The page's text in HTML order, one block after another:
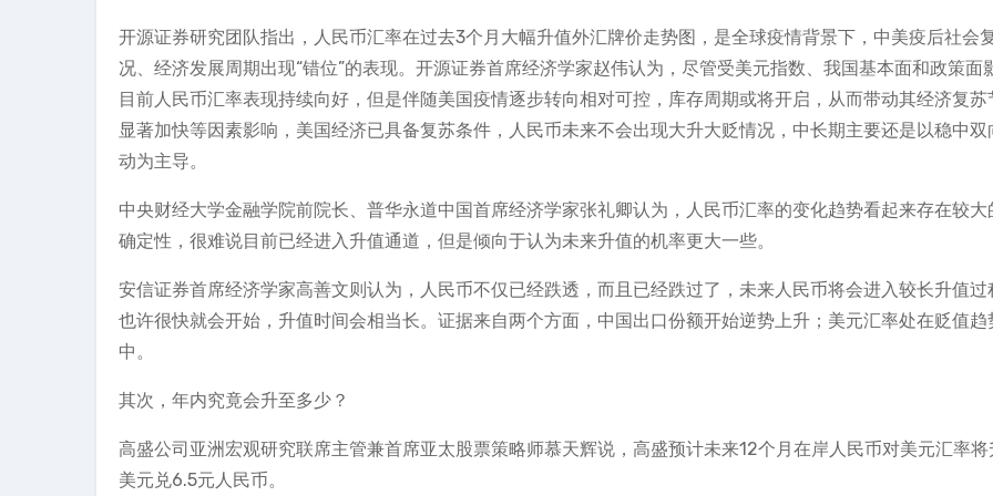
开源证券研究团队指出，人民币汇率在过去3个月大幅升值外汇牌价走势图，是全球疫情背景下，中美疫后社会
况、经济发展周期出现“错位”的表现。开源证券首席经济学家赵伟认为，尽管受美元指数、我国基本面和政策面
目前人民币汇率表现持续向好，但是伴随美国疫情逐步转向相对可控，库存周期或将开启，从而带动其经济复苏
显著加快等因素影响，美国经济已具备复苏条件，人民币未来不会出现大升大贬情况，中长期主要还是以稳中双
动为主导。
中央财经大学金融学院前院长、普华永道中国首席经济学家张礼卿认为，人民币汇率的变化趋势看起来存在较大
确定性，很难说目前已经进入升值通道，但是倾向于认为未来升值的机率更大一些。
安信证券首席经济学家高善文则认为，人民币不仅已经跌透，而且已经跌过了，未来人民币将会进入较长升值过
也许很快就会开始，升值时间会相当长。证据来自两个方面，中国出口份额开始逆势上升；美元汇率处在贬值趋
中。
其次，年内究竟会升至多少？
高盛公司亚洲宏观研究联席主管兼首席亚太股票策略师慕天辉说，高盛预计未来12个月在岸人民币对美元汇率将
美元兑6.5元人民币。